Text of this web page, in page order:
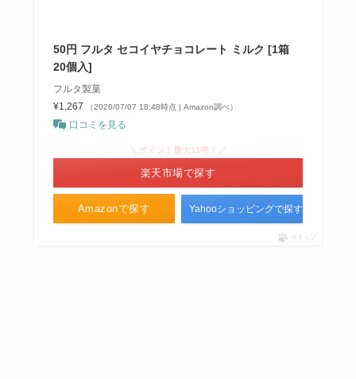
50円 フルタ セコイヤチョコレート ミルク [1箱
20個入]
フルタ製菓
¥1,267
（2026/07/07 18:48時点 | Amazon調べ）
口コミを見る
Amazonで探す
＼ポイント最大11倍！／
楽天市場で探す
Yahooショッピングで探す
ポチップ